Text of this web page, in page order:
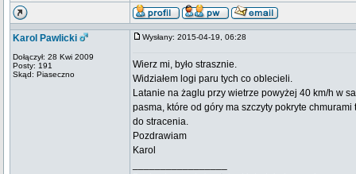
Karol Pawlicki
Dołączył: 28 Kwi 2009
Posty: 191
Skąd: Piaseczno
Wysłany: 2015-04-19, 06:28
Wierz mi, było strasznie.
Widziałem logi paru tych co oblecieli.
Latanie na żaglu przy wietrze powyżej 40 km/h w
pasma, które od góry ma szczyty pokryte
do stracenia.
Pozdrawiam
Karol